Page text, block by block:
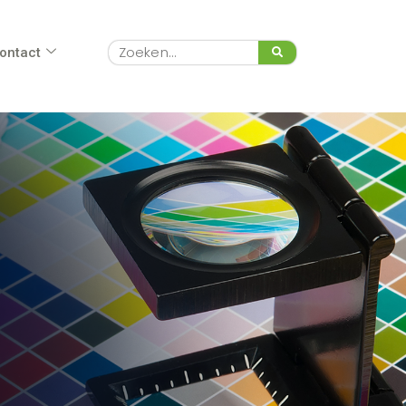
Zoeken